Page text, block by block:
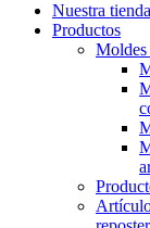
Nuestra tienda
Productos
Moldes